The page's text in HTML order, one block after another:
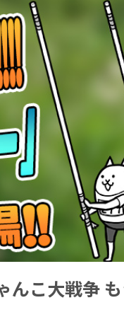
んこ大戦争